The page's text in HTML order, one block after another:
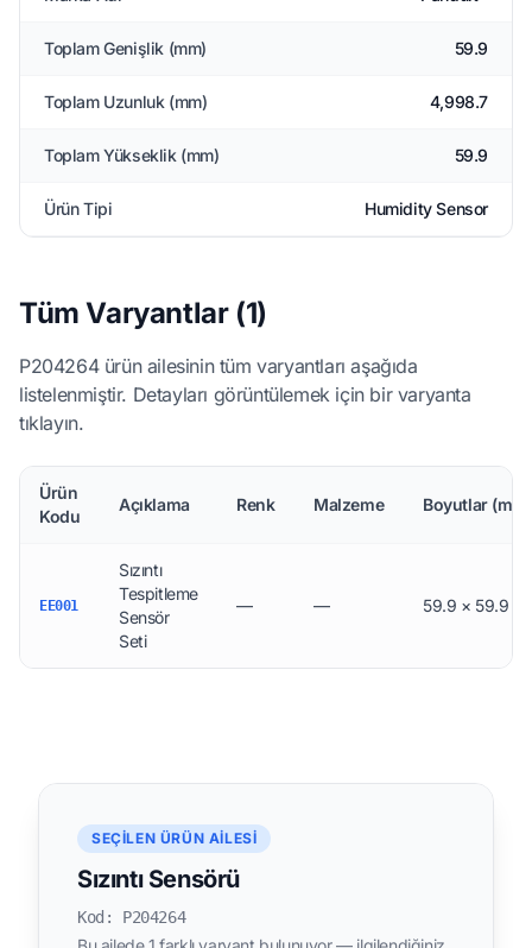
Toplam Genişlik (mm) 59.9
Toplam Uzunluk (mm) 4,998.7
Toplam Yükseklik (mm) 59.9
Ürün Tipi Humidity Sensor
Tüm Varyantlar (1)
P204264 ürün ailesinin tüm varyantları aşağıda
listelenmiştir. Detayları görüntülemek için bir varyanta
tıklayın.
Ürün
Kodu
Açıklama Renk Malzeme Boyutlar (mm)
EE001
Sızıntı
Tespitleme
Sensör
Seti
— — 59.9 × 59.9 ×
SEÇILEN ÜRÜN AILESI
Sızıntı Sensörü
Kod: P204264